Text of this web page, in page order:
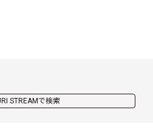
STREAMで検索